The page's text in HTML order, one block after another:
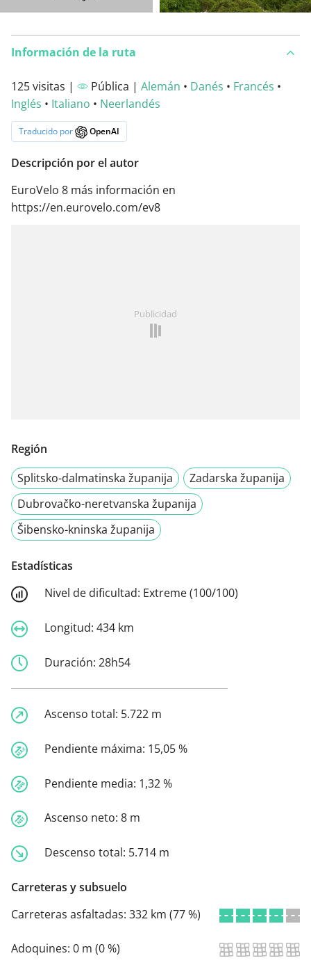
Información de la ruta
125 visitas | Pública | Alemán • Danés • Francés •
Inglés • Italiano • Neerlandés
Traducido por OpenAI
Descripción por el autor
EuroVelo 8 más información en
https://en.eurovelo.com/ev8
Publicidad
Región
Splitsko-dalmatinska županija
Zadarska županija
Dubrovačko-neretvanska županija
Šibensko-kninska županija
Estadísticas
Nivel de dificultad: Extreme (100/100)
Longitud: 434 km
Duración: 28h54
Ascenso total: 5.722 m
Pendiente máxima: 15,05 %
Pendiente media: 1,32 %
Ascenso neto: 8 m
Descenso total: 5.714 m
Carreteras y subsuelo
Carreteras asfaltadas: 332 km (77 %)
Adoquines: 0 m (0 %)